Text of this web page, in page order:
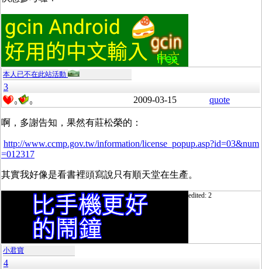
本人已不在此站活動
3
0 0 2009-03-15 quote
啊，多謝告知，果然有莊松榮的：
http://www.ccmp.gov.tw/information/license_popup.asp?id=03&num
=012317
其實我好像是看書裡頭寫說只有順天堂在生產。
edited: 2
小君寶
4